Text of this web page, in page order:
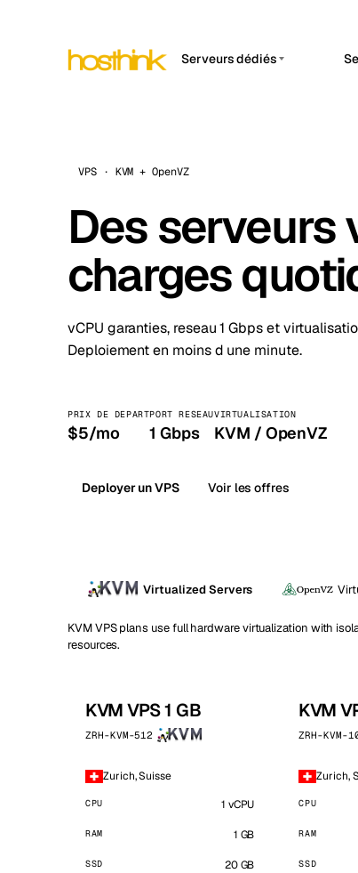
Serveurs dédiés
Europe Serveurs (32)
(4)
Serveurs (16)
Océanie Serveurs (2)
VPS · KVM + OpenVZ
Des serveurs
charges
vCPU garanties, reseau 1 Gbps et
Deploiement en moins d une minute.
PRIX DE DEPART
$5/mo
PORT RESEAU
1 Gbps
VIRTUALISATION
KVM / OpenVZ
Deployer un VPS Voir les offres
Virtualized Servers
KVM VPS plans use full hardware virtualization with
resources.
KVM VPS 1 GB
ZRH-KVM-512
Zurich, Suisse
CPU 1 vCPU
RAM 1 GB
SSD 20 GB
KVM
ZRH-KVM-
Zurich,
CPU
RAM
SSD